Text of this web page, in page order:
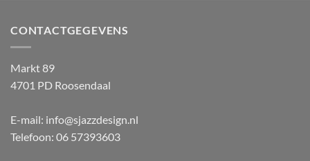
CONTACTGEGEVENS
Markt 89
4701 PD Roosendaal
E-mail: info@sjazzdesign.nl
Telefoon: 06 57393603